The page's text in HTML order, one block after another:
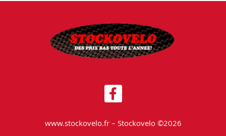
www.stockovelo.fr – Stockovelo ©2026